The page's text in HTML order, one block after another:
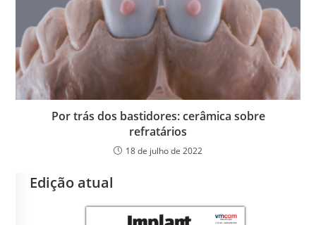
Por trás dos bastidores: cerâmica sobre
refratários
18 de julho de 2022
Edição atual